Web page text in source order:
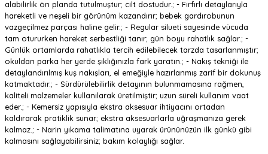
alabilirlik ön planda tutulmuştur; cilt dostudur.; - Fırfırlı detaylarıyla
hareketli ve neşeli bir görünüm kazandırır; bebek gardırobunun
vazgeçilmez parçası haline gelir.; - Regular silueti sayesinde vücuda
tam otururken hareket serbestliği tanır; gün boyu rahatlık sağlar.; -
Günlük ortamlarda rahatlıkla tercih edilebilecek tarzda tasarlanmıştır;
okuldan parka her yerde şıklığınızla fark yaratın.; - Nakış tekniği ile
detaylandırılmış kuş nakışları, el emeğiyle hazırlanmış zarif bir dokunuş
katmaktadır.; - Sürdürülebilirlik detayının bulunmamasına rağmen,
kaliteli malzemeler kullanılarak üretilmiştir; uzun süreli kullanım vaat
eder.; - Kemersiz yapısıyla ekstra aksesuar ihtiyacını ortadan
kaldırarak pratiklik sunar; ekstra aksesuarlarla uğraşmanıza gerek
kalmaz.; - Narin yıkama talimatına uyarak ürününüzün ilk günkü gibi
kalmasını sağlayabilirsiniz; bakım kolaylığı sağlar.